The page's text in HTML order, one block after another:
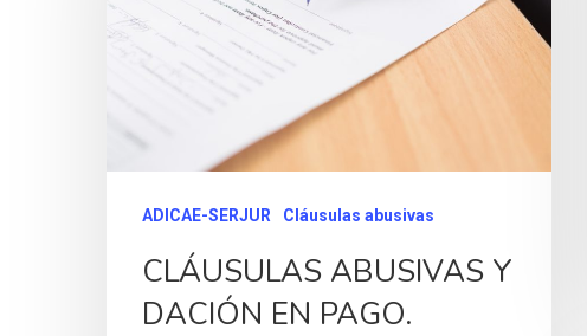
ADICAE-SERJUR Cláusulas abusivas
CLÁUSULAS ABUSIVAS Y
DACIÓN EN PAGO.